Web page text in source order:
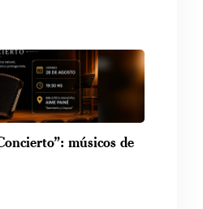
músicos de